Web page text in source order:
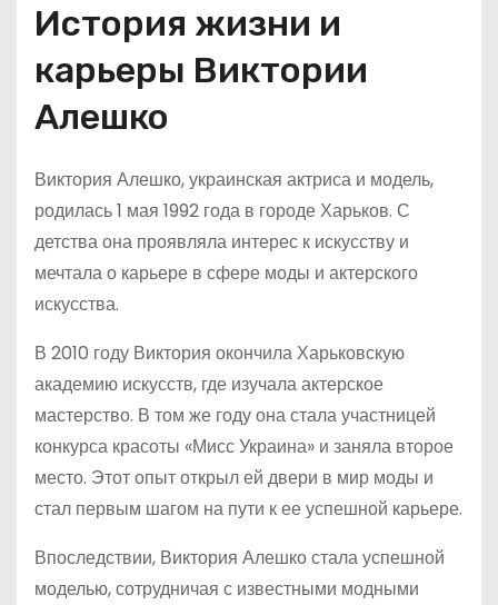
История жизни и
карьеры Виктории
Алешко
Виктория Алешко, украинская актриса и модель,
родилась 1 мая 1992 года в городе Харьков. С
детства она проявляла интерес к искусству и
мечтала о карьере в сфере моды и актерского
искусства.
В 2010 году Виктория окончила Харьковскую
академию искусств, где изучала актерское
мастерство. В том же году она стала участницей
конкурса красоты «Мисс Украина» и заняла второе
место. Этот опыт открыл ей двери в мир моды и
стал первым шагом на пути к ее успешной карьере.
Впоследствии, Виктория Алешко стала успешной
моделью, сотрудничая с известными модными